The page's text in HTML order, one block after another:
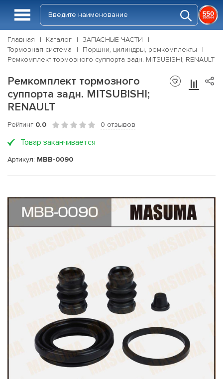
Главная Каталог
ЗАПАСНЫЕ ЧАСТИ
Тормозная система
Поршни, цилиндры, ремкомплекты
Ремкомплект тормозного суппорта задн. MITSUBISHI; RENAULT
Ремкомплект тормозного
суппорта задн. MITSUBISHI;
RENAULT
Рейтинг 0.0 0 отзывов
Товар заканчивается
Артикул: MBB-0090